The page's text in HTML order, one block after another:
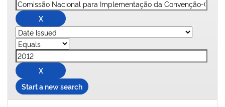
Start a new search